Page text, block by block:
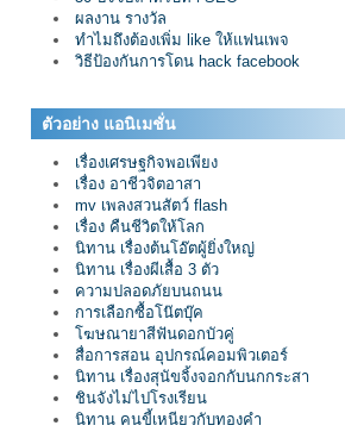
ผลงาน รางวัล
ทำไมถึงต้องเพิ่ม like ให้แฟนเพจ
วิธีป้องกันการโดน hack facebook
ตัวอย่าง แอนิเมชั่น
เรื่องเศรษฐกิจพอเพียง
เรื่อง อาชีวจิตอาสา
mv เพลงสวนสัตว์ flash
เรื่อง คืนชีวิตให้โลก
นิทาน เรื่องต้นโอ๊ตผู้ยิ่งใหญ่
นิทาน เรื่องผีเสื้อ 3 ตัว
ความปลอดภัยบนถนน
การเลือกซื้อโน๊ตบุ๊ค
โฆษณายาสีฟันดอกบัวคู่
สื่อการสอน อุปกรณ์คอมพิวเตอร์
นิทาน เรื่องสุนัขจิ้งจอกกับนกกระสา
ชินจังไม่ไปโรงเรียน
นิทาน คนขี้เหนียวกับทองคำ